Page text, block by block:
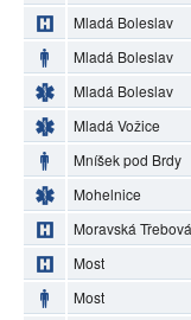
Mladá Boleslav
Mladá Boleslav
Mladá Boleslav
Mladá Vožice
Mníšek pod Brdy
Mohelnice
Moravská Třebová
Most
Most